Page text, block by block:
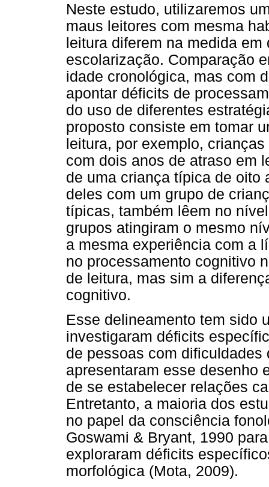
Neste estudo, utilizaremos
maus leitores com mesma
leitura diferem na medida
escolarização. Comparação
idade cronológica, mas com
apontar déficits de
do uso de diferentes
proposto consiste em tomar
leitura, por exemplo,
com dois anos de atraso em
de uma criança típica de oito
deles com um grupo de
típicas, também lêem no
grupos atingiram o mesmo
a mesma experiência com a
no processamento cognitivo
de leitura, mas sim a
cognitivo.
Esse delineamento tem sido
investigaram déficits
de pessoas com
apresentaram esse desenho
de se estabelecer relações
Entretanto, a maioria dos
no papel da consciência
Goswami & Bryant, 1990
exploraram déficits
morfológica (Mota, 2009).